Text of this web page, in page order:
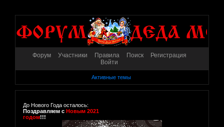
Форум Участники Правила Поиск
Регистрация
Войти
Активные темы
До Нового Года осталось:
Поздравляем с Новым 2021
годом!!!